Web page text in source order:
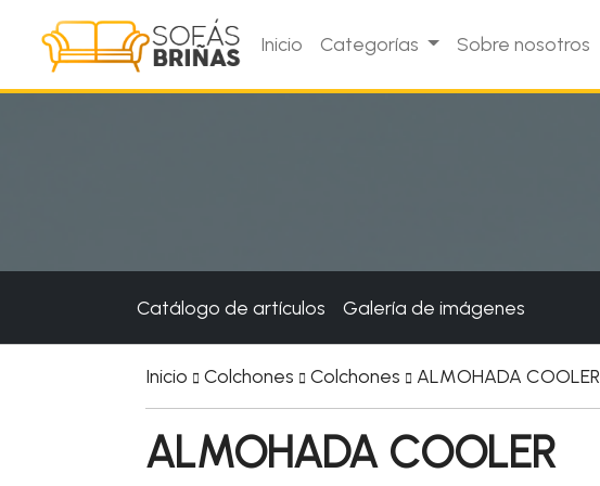
Inicio Categorías Sobre nosotros
Catálogo de artículos Galería de imágenes
Inicio Colchones Colchones ALMOHADA COOLER
ALMOHADA COOLER